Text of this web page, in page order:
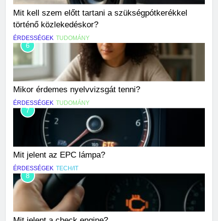
Mit kell szem előtt tartani a szükségpótkerékkel
történő közlekedéskor?
ÉRDESSÉGEK TUDOMÁNY
6
Mikor érdemes nyelvvizsgát tenni?
ÉRDESSÉGEK TUDOMÁNY
7
Mit jelent az EPC lámpa?
ÉRDESSÉGEK TECH/IT
8